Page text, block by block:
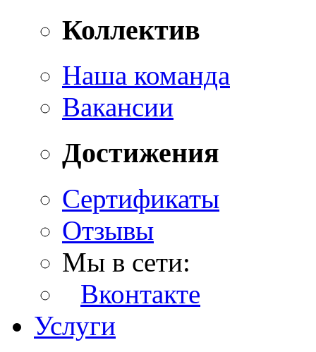
Коллектив
Наша команда
Вакансии
Достижения
Сертификаты
Отзывы
Мы в сети:
Вконтакте
Услуги